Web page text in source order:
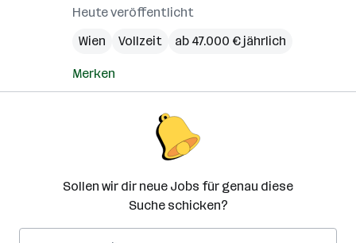
Heute veröffentlicht
Wien
Vollzeit ab 47.000 € jährlich
Merken
Sollen wir dir neue Jobs für genau diese
Suche schicken?